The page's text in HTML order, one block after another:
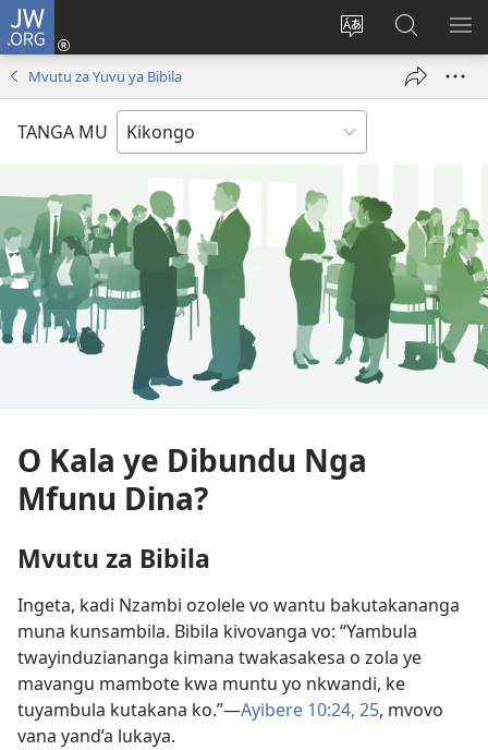
JW.ORG
Soba
nding'a
Kota
(opens
Vavulula
muna
JW.ORG
Mvutu za Yuvu ya Bibila
TANGA MU
O Kala ye Dibundu Nga
Mfunu Dina?
Mvutu za Bibila
Ingeta, kadi Nzambi ozolele vo wantu bakutakananga
muna kunsambila. Bibila kivovanga vo: “Yambula
twayinduziananga kimana twakasakesa o zola ye
mavangu mambote kwa muntu yo nkwandi, ke
tuyambula kutakana ko.”—Ayibere 10:24, 25, mvovo
vana yand’a lukaya.